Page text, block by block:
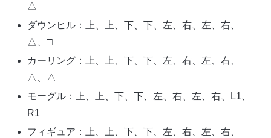
△
ダウンヒル：上、上、下、下、左、右、左、右、
△、□
カーリング：上、上、下、下、左、右、左、右、
△、△
モーグル：上、上、下、下、左、右、左、右、L1、
R1
フィギュア：上、上、下、下、左、右、左、右、